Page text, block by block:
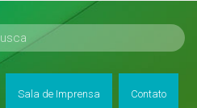
Sala de Imprensa Contato